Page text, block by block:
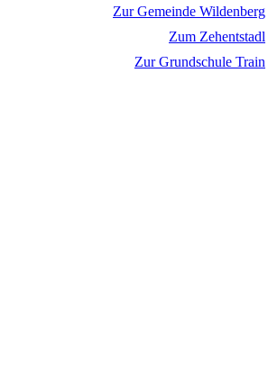
Zur Gemeinde Wildenberg
Zum Zehentstadl
Zur Grundschule Train